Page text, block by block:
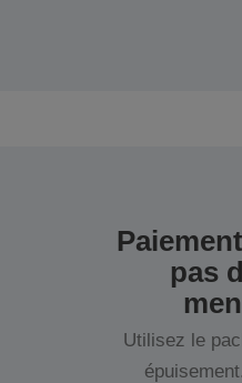
pas
Utilisez le